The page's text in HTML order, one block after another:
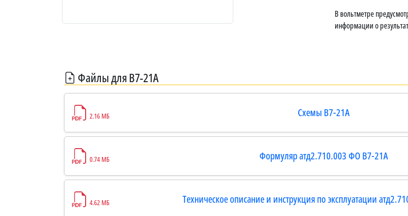
В вольтметре
информации о
Файлы для В7-21А
2.16 МБ Схемы В7-21А
0.74 МБ Формуляр атд2.710.003 ФО В7-21А
4.62 МБ Техническое описание и инструкция по эксплуатации